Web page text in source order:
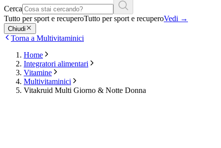
Cerca
Tutto per sport e recuperoTutto per sport e recuperoVedi →
Chiudi
Torna a Multivitaminici
Home
Integratori alimentari
Vitamine
Multivitaminici
Vitakruid Multi Giorno & Notte Donna